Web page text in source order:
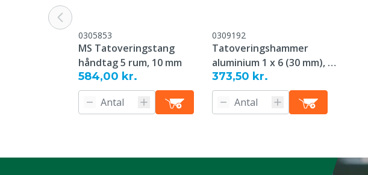
0305853
MS Tatoveringstang
håndtag 5 rum, 10 mm
584,00 kr.
0309192
Tatoveringshammer
aluminium 1 x 6 (30 mm), 35
mm plade
373,50 kr.